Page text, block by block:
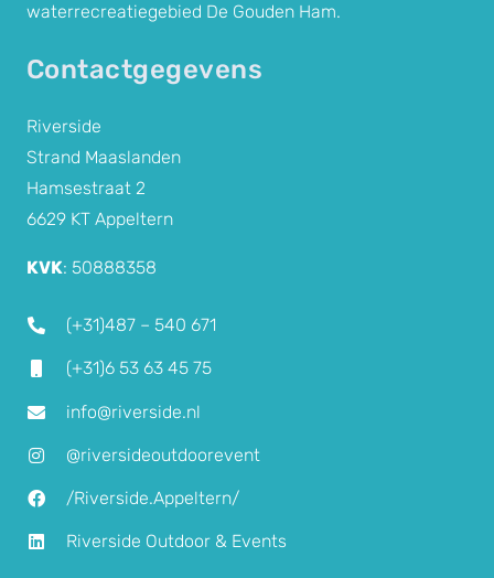
waterrecreatiegebied De Gouden Ham.
Contactgegevens
Riverside
Strand Maaslanden
Hamsestraat 2
6629 KT Appeltern
KVK: 50888358
(+31)487 – 540 671
(+31)6 53 63 45 75
info@riverside.nl
@riversideoutdoorevent
/Riverside.Appeltern/
Riverside Outdoor & Events